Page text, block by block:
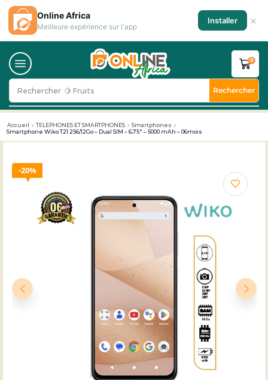
Rechercher 🥛 Milk Rechercher
0
Accueil TELEPHONES ET SMARTPHONES
Smartphones
Smartphone Wiko T21 256/12Go – Dual SIM – 6,75″ – 5000 mAh – 06mois
20%
Online Africa
Meilleure expérience sur l'app
Installer ×